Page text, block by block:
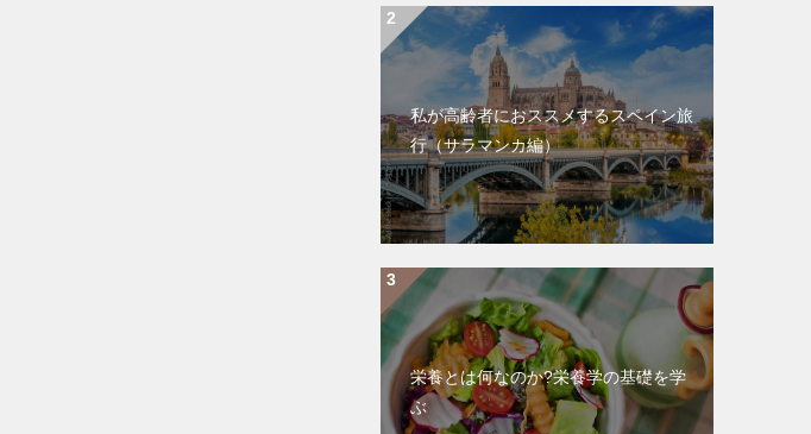
私が高齢者におススメするスペイン旅
行（サラマンカ編）
栄養とは何なのか?栄養学の基礎を学
ぶ